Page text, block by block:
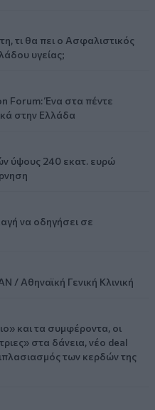
τι θα πει ο Ασφαλιστικός
υγείας;
Forum: Ένα στα πέντε
στην Ελλάδα
ύψους 240 εκατ. ευρώ
να οδηγήσει σε
/ Αθηναϊκή Γενική Κλινική
και τα συμφέροντα, οι
στα δάνεια, νέο deal
των κερδών της